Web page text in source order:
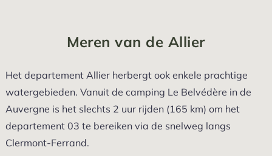
Meren van de Allier
Het departement Allier herbergt ook enkele prachtige
watergebieden. Vanuit de camping Le Belvédère in de
Auvergne is het slechts 2 uur rijden (165 km) om het
departement 03 te bereiken via de snelweg langs
Clermont-Ferrand.